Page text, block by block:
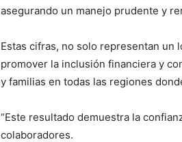
asegurando un manejo prudente y
Estas cifras, no solo representan un
promover la inclusión financiera y
y familias en todas las regiones
“Este resultado demuestra la
colaboradores.